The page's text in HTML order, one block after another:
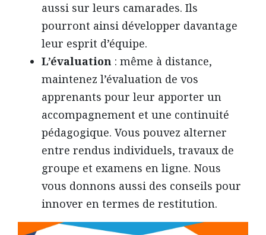
aussi sur leurs camarades. Ils
pourront ainsi développer davantage
leur esprit d’équipe.
L’évaluation : même à distance,
maintenez l’évaluation de vos
apprenants pour leur apporter un
accompagnement et une continuité
pédagogique. Vous pouvez alterner
entre rendus individuels, travaux de
groupe et examens en ligne. Nous
vous donnons aussi des conseils pour
innover en termes de restitution.